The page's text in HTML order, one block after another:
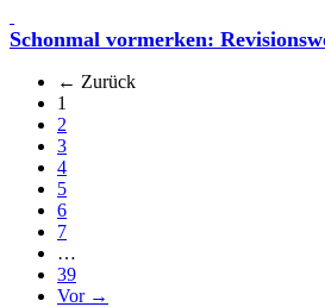
Schonmal vormerken:
← Zurück
1
2
3
4
5
6
7
…
39
Vor →